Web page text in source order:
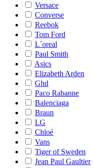
Versace
Converse
Reebok
Tom Ford
L´oreal
Paul Smith
Asics
Elizabeth Arden
Ghd
Paco Rabanne
Balenciaga
Braun
LG
Chloé
Vans
Tiger of Sweden
Jean Paul Gaultier